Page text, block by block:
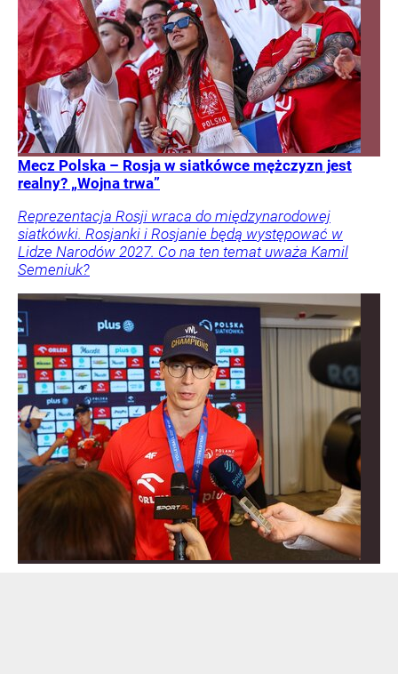
Mecz Polska – Rosja w siatkówce mężczyzn jest
realny? „Wojna trwa”
Reprezentacja Rosji wraca do międzynarodowej
siatkówki. Rosjanki i Rosjanie będą występować w
Lidze Narodów 2027. Co na ten temat uważa Kamil
Semeniuk?